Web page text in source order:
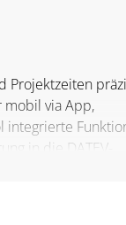
Projektzeiten
mobil via App,
integrierte
in die DATEV-